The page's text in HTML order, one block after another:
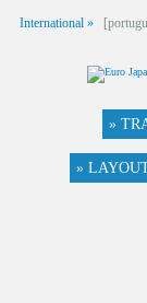
International »
»
»